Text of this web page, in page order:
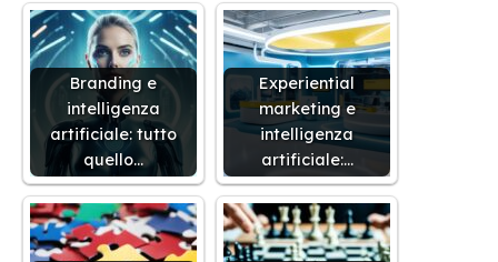
Branding e
intelligenza
artificiale: tutto
quello…
Experiential
marketing e
intelligenza
artificiale:…